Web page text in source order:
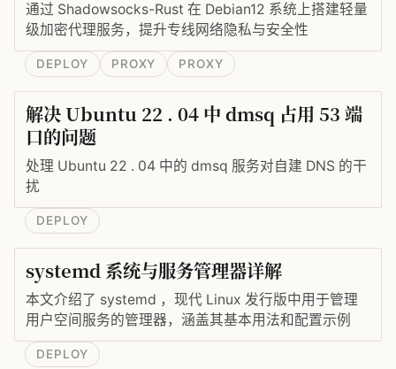
通过 Shadowsocks-Rust 在 Debian12 系统上搭建轻量
级加密代理服务，提升专线网络隐私与安全性
DEPLOY PROXY PROXY
解决 Ubuntu 22 . 04 中 dmsq 占用 53 端
口的问题
处理 Ubuntu 22 . 04 中的 dmsq 服务对自建 DNS 的干
扰
DEPLOY
systemd 系统与服务管理器详解
本文介绍了 systemd ，现代 Linux 发行版中用于管理
用户空间服务的管理器，涵盖其基本用法和配置示例
DEPLOY